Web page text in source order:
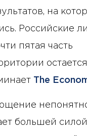
на
Российские
пятая часть
The
большей